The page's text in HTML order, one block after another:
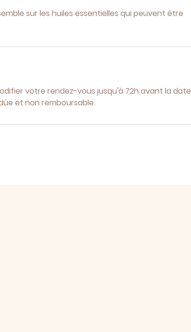
sur les huiles essentielles qui peuvent être
votre rendez-vous jusqu'à 72h avant la date
et non remboursable.